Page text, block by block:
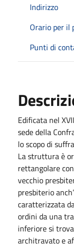
Indirizzo
Orario per il
Punti di
Edificata nel
sede della
lo scopo di
La struttura è
rettangolare
vecchio
presbiterio
caratterizzata
ordini da una
inferiore si
architravato e